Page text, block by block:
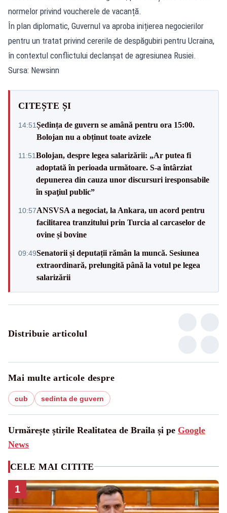
normelor privind voucherele de vacanță.
În plan diplomatic, Guvernul va aproba inițierea negocierilor
pentru un tratat privind cererile de despăgubiri pentru Ucraina,
în contextul conflictului declanșat de agresiunea Rusiei.
Sursa: Newsinn
CITEȘTE ȘI
14:51Ședința de guvern se amână pentru ora 15:00.
Bolojan nu a obținut toate avizele
11:51Bolojan, despre legea salarizării: „Ar putea fi
adoptată în perioada următoare. S-a întârziat
depunerea din cauza unor discursuri iresponsabile
în spaţiul public”
10:57ANSVSA a negociat, la Ankara, un acord pentru
facilitarea tranzitului prin Turcia al carcaselor de
ovine și bovine
09:49Senatorii și deputații rămân la muncă. Sesiunea
extraordinară, prelungită până la votul pe legea
salarizării
Distribuie articolul
Mai multe articole despre
cub sedinta de guvern
Urmărește știrile Realitatea de Braila și pe Google
News
CELE MAI CITITE
1